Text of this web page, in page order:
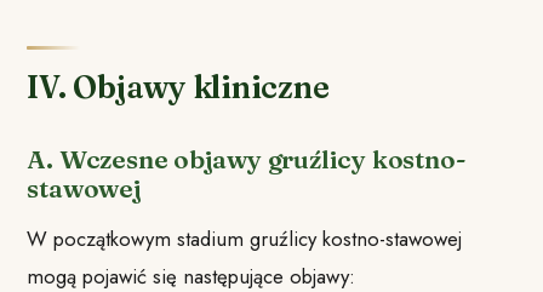
IV. Objawy kliniczne
A. Wczesne objawy gruźlicy kostno-
stawowej
W początkowym stadium gruźlicy kostno-stawowej
mogą pojawić się następujące objawy: